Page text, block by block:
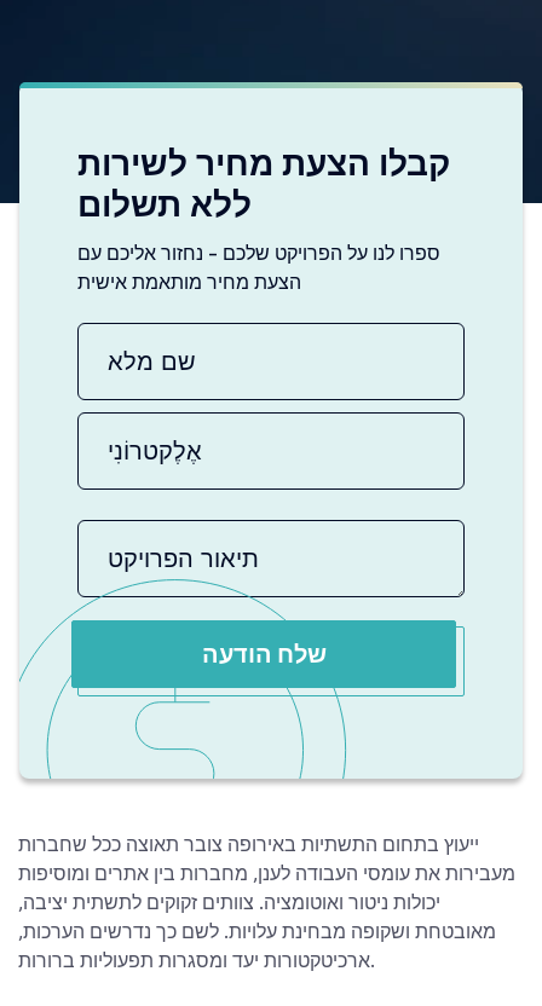
קבלו הצעת מחיר לשירות
ללא תשלום
ספרו לנו על הפרויקט שלכם - נחזור אליכם עם
הצעת מחיר מותאמת אישית
שלח הודעה
ייעוץ בתחום התשתיות באירופה צובר תאוצה ככל שחברות
מעבירות את עומסי העבודה לענן, מחברות בין אתרים ומוסיפות
יכולות ניטור ואוטומציה. צוותים זקוקים לתשתית יציבה,
מאובטחת ושקופה מבחינת עלויות. לשם כך נדרשים הערכות,
ארכיטקטורות יעד ומסגרות תפעוליות ברורות.